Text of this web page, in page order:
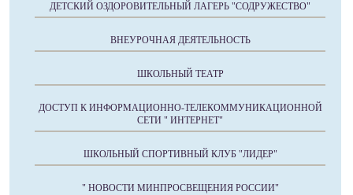
ДЕТСКИЙ ОЗДОРОВИТЕЛЬНЫЙ ЛАГЕРЬ "СОДРУЖЕСТВО"
ВНЕУРОЧНАЯ ДЕЯТЕЛЬНОСТЬ
ШКОЛЬНЫЙ ТЕАТР
ДОСТУП К ИНФОРМАЦИОННО-ТЕЛЕКОММУНИКАЦИОННОЙ
СЕТИ " ИНТЕРНЕТ"
ШКОЛЬНЫЙ СПОРТИВНЫЙ КЛУБ "ЛИДЕР"
" НОВОСТИ МИНПРОСВЕЩЕНИЯ РОССИИ"